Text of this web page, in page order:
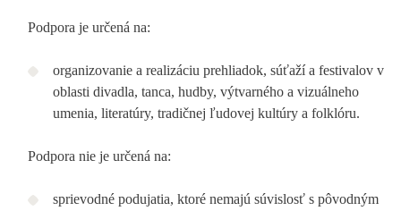
Podpora je určená na:
organizovanie a realizáciu prehliadok, súťaží a festivalov v
oblasti divadla, tanca, hudby, výtvarného a vizuálneho
umenia, literatúry, tradičnej ľudovej kultúry a folklóru.
Podpora nie je určená na:
sprievodné podujatia, ktoré nemajú súvislosť s pôvodným